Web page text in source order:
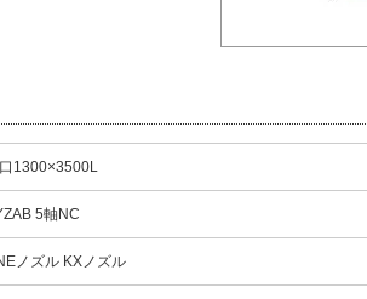
1300×3500L
5軸NC
ノズル KXノズル